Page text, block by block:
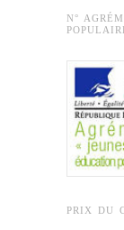
N°
PRIX DU